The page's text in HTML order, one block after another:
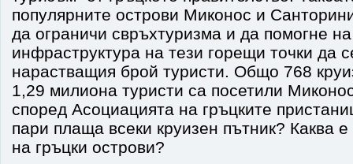
популярните острови Миконос и
да ограничи свръхтуризма и да помогне
инфраструктура на тези горещи точки да
нарастващия брой туристи. Общо 768
1,29 милиона туристи са посетили
според Асоциацията на гръцките
пари плаща всеки круизен пътник? Каква
на гръцки острови?